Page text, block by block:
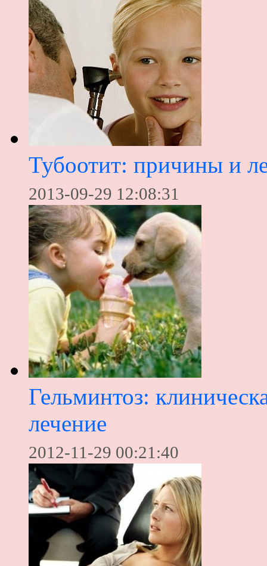
Тубоотит: причины и
2013-09-29 12:08:31
Гельминтоз:
лечение
2012-11-29 00:21:40